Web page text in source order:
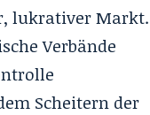
lukrativer Markt.
Verbände
Scheitern der